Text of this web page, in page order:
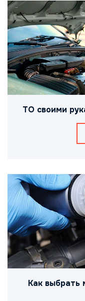
ТО своими
Как выбрать